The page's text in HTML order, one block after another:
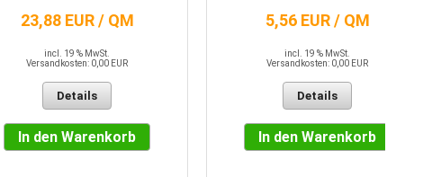
23,88 EUR / QM
incl. 19 % MwSt.
Versandkosten: 0,00 EUR
Details
In den Warenkorb
5,56 EUR / QM
incl. 19 % MwSt.
Versandkosten: 0,00 EUR
Details
In den Warenkorb